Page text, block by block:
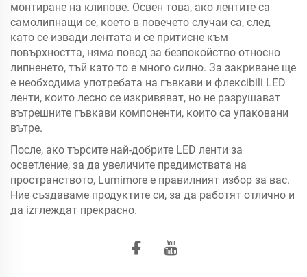
монтиране на клипове. Освен това, ако лентите са
самолипнащи се, което в повечето случаи са, след
като се извади лентата и се притисне към
повърхността, няма повод за безпокойство относно
липненето, тъй като то е много силно. За закриване ще
е необходима употребата на гъвкави и флексibili LED
ленти, които лесно се изкривяват, но не разрушават
вътрешните гъвкави компоненти, които са упаковани
вътре.
После, ако търсите най-добрите LED ленти за
осветление, за да увеличите предимствата на
пространството, Lumimore е правилният избор за вас.
Ние създаваме продуктите си, за да работят отлично и
да izглеждат прекрасно.